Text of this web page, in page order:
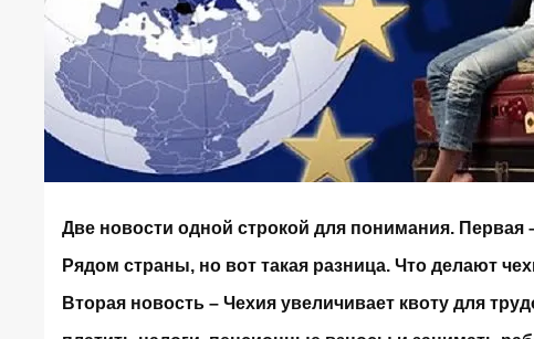
Две новости одной строкой для понимания. Первая
Рядом страны, но вот такая разница. Что делают
Вторая новость – Чехия увеличивает квоту для